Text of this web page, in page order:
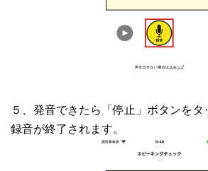
５、発音できたら「停止」ボタンをタ
録音が終了されます。